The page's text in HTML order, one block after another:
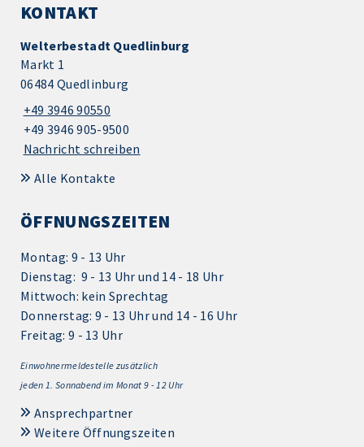
KONTAKT
Welterbestadt Quedlinburg
Markt 1
06484 Quedlinburg
+49 3946 90550
+49 3946 905-9500
Nachricht schreiben
Alle Kontakte
ÖFFNUNGSZEITEN
Montag: 9 - 13 Uhr
Dienstag: 9 - 13 Uhr und 14 - 18 Uhr
Mittwoch: kein Sprechtag
Donnerstag: 9 - 13 Uhr und 14 - 16 Uhr
Freitag: 9 - 13 Uhr
Einwohnermeldestelle zusätzlich
jeden 1. Sonnabend im Monat 9 - 12 Uhr
Ansprechpartner
Weitere Öffnungszeiten